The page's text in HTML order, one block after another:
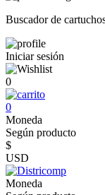
Buscador de
Iniciar sesión
0
0
Moneda
Según producto
$
USD
Moneda